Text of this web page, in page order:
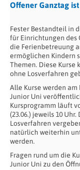
Offener Ganztag
Fester Bestandteil in
für Einrichtungen des
die Ferienbetreuung
ermöglichen Kindern
Themen. Diese Kurse
ohne Losverfahren
Alle Kurse werden am
Junior Uni
Kursprogramm läuft
(23.06.) jeweils 10
Losverfahren
natürlich weiterhin
werden.
Fragen rund um die
Junior Uni zu den